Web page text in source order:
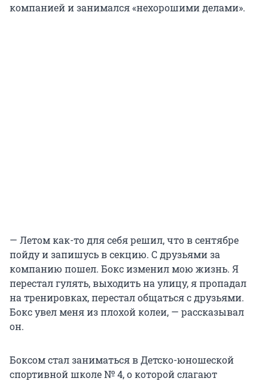
компанией и занимался «нехорошими делами».
— Летом как-то для себя решил, что в сентябре
пойду и запишусь в секцию. С друзьями за
компанию пошел. Бокс изменил мою жизнь. Я
перестал гулять, выходить на улицу, я пропадал
на тренировках, перестал общаться с друзьями.
Бокс увел меня из плохой колеи, — рассказывал
он.
Боксом стал заниматься в Детско-юношеской
спортивной школе № 4, о которой слагают